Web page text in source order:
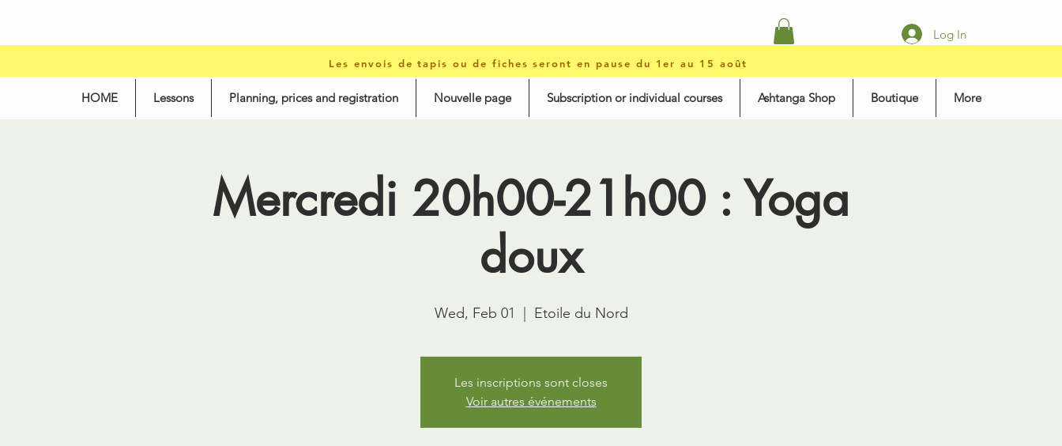
Log In
Les envois de tapis ou de fiches seront en pause du 1er au 15 août
HOME Lessons Planning, prices and registration Nouvelle page Subscription or individual courses Ashtanga Shop Boutique More
Mercredi 20h00-21h00 : Yoga
doux
Wed, Feb 01 Etoile du Nord
Les inscriptions sont closes
Voir autres événements